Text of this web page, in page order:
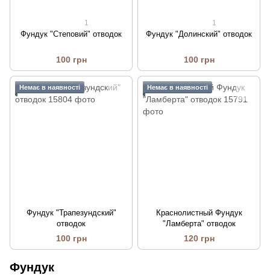
1
Фундук "Степовий" отводок
100 грн
1
Фундук "Долинский" отводок
100 грн
Немає в наявності
Фундук "Трапезундский"
отводок
100 грн
Немає в наявності
Краснолистный Фундук
"Ламберта" отводок
120 грн
Фундук